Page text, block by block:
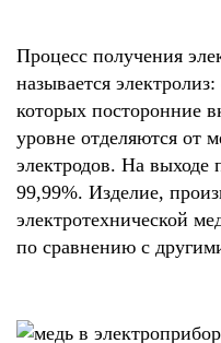
Процесс получения
называется
которых посторонние
уровне отделяются от
электродов. На выходе
99,99%. Изделие,
электротехнической
по сравнению с